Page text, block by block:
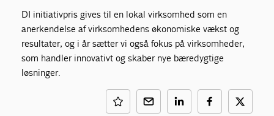
DI initiativpris gives til en lokal virksomhed som en
anerkendelse af virksomhedens økonomiske vækst og
resultater, og i år sætter vi også fokus på virksomheder,
som handler innovativt og skaber nye bæredygtige
løsninger.